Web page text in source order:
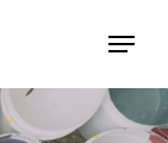
Menu
Menu